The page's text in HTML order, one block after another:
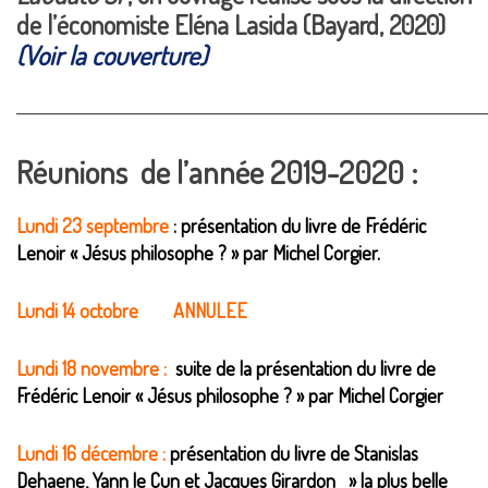
de l’économiste Eléna Lasida (Bayard, 2020)
(Voir la couverture)
Réunions de l’année 2019-2020 :
Lundi 23 septembre: présentation du livre de Frédéric
Lenoir « Jésus philosophe ? » par Michel Corgier.
Lundi 14 octobre ANNULEE
Lundi 18 novembre : suite de laprésentation du livre de
Frédéric Lenoir « Jésus philosophe ? » par Michel Corgier
Lundi 16 décembre :présentation du livre de Stanislas
Dehaene, Yann le Cun et Jacques Girardon » la plus belle